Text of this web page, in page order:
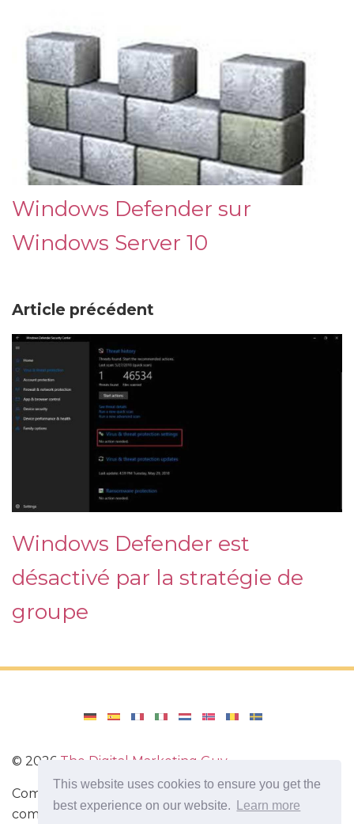
This website uses cookies to ensure you get the
best experience on our website.
Learn more
Windows Defender sur
Windows Server 10
Article précédent
Windows Defender est
désactivé par la stratégie de
groupe
© 2026 The Digital Marketing Guy
Comment réinstaller Windows sur votre ordinateur,
comment configurer Windows. Avis d'applications